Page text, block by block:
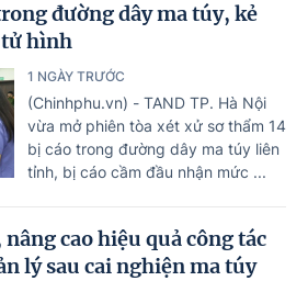
đường dây ma túy, kẻ
tử hình
1 NGÀY TRƯỚC
(Chinhphu.vn) - TAND TP. Hà Nội
vừa mở phiên tòa xét xử sơ thẩm 14
bị cáo trong đường dây ma túy liên
tỉnh, bị cáo cầm đầu nhận mức ...
cao hiệu quả công tác
lý sau cai nghiện ma túy